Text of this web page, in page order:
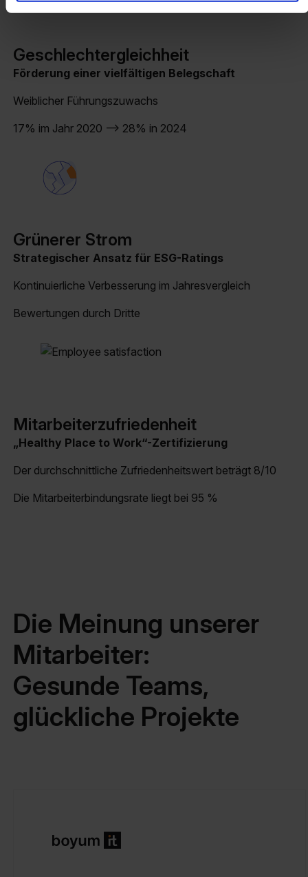
Geschlechtergleichheit
Förderung einer vielfältigen Belegschaft
Weiblicher Führungszuwachs
17% im Jahr 2020 –> 28% in 2024
Grünerer Strom
Strategischer Ansatz für ESG-Ratings
Kontinuierliche Verbesserung im Jahresvergleich
Bewertungen durch Dritte
Mitarbeiterzufriedenheit
„Healthy Place to Work“-Zertifizierung
Der durchschnittliche Zufriedenheitswert beträgt 8/10
Die Mitarbeiterbindungsrate liegt bei 95 %
Die Meinung unserer
Mitarbeiter:
Gesunde Teams,
glückliche Projekte